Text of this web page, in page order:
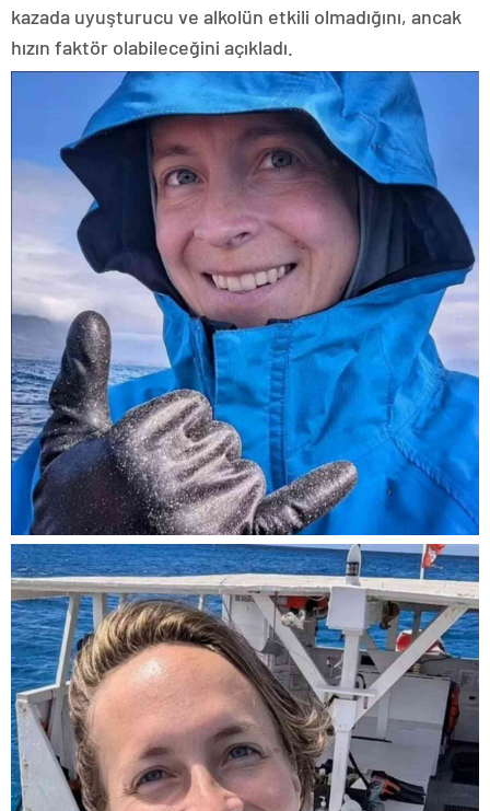
kazada uyuşturucu ve alkolün etkili olmadığını, ancak
hızın faktör olabileceğini açıkladı.